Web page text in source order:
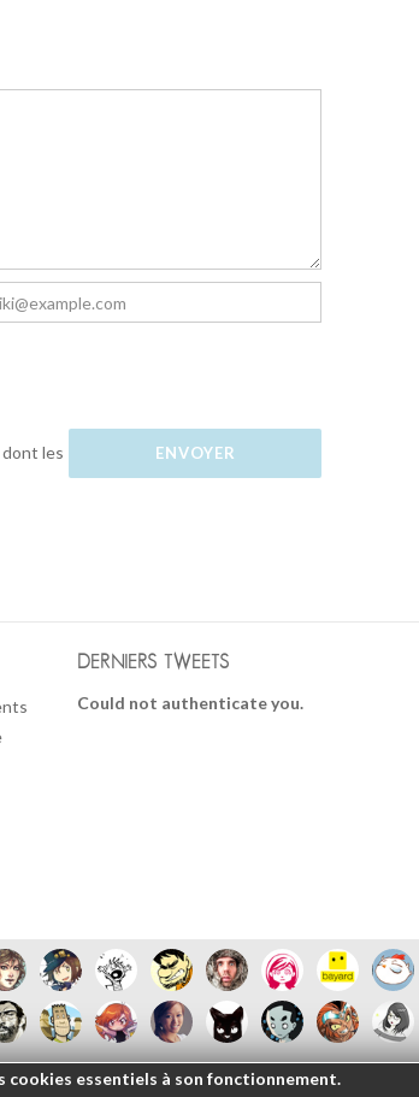
dont les
DERNIERS TWEETS
Could not authenticate you.
cookies essentiels à son fonctionnement.